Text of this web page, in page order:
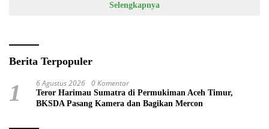
Selengkapnya
Berita Terpopuler
1 6 Agustus 2026 0 Komentar
Teror Harimau Sumatra di Permukiman Aceh Timur,
BKSDA Pasang Kamera dan Bagikan Mercon